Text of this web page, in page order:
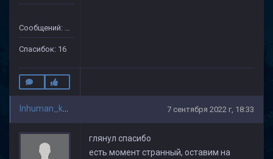
Сообщений: 175
Спасибок: 16
7 сентября 2022 г, 18:33
глянул спасибо
есть момент странный, оставим на